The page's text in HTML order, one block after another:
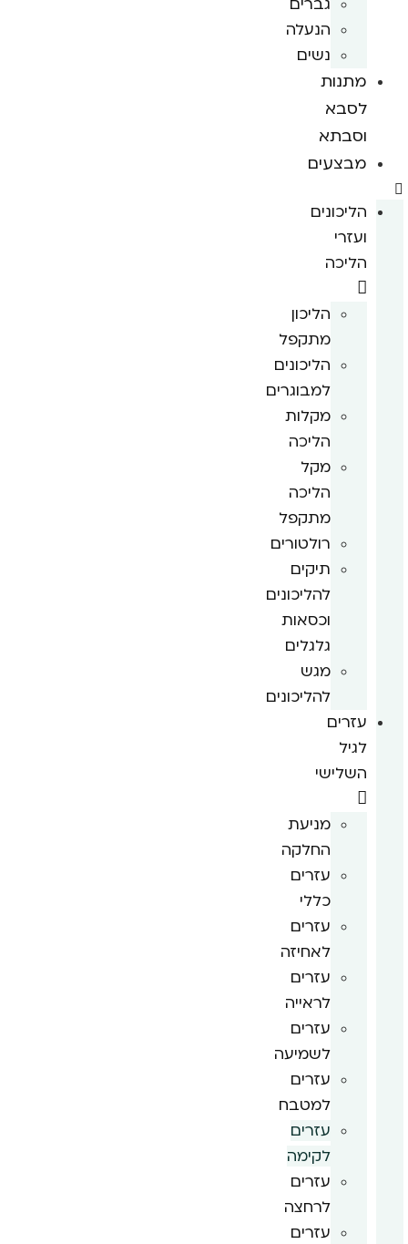
הנעלה
נשים
מתנות
לסבא
וסבתא
מבצעים
הליכונים
ועזרי
הליכה
הליכון
מתקפל
הליכונים
למבוגרים
מקלות
הליכה
מקל
הליכה
מתקפל
רולטורים
תיקים
להליכונים
וכסאות
גלגלים
מגש
להליכונים
עזרים
לגיל
השלישי
מניעת
החלקה
עזרים
כללי
עזרים
לאחיזה
עזרים
לראייה
עזרים
לשמיעה
עזרים
למטבח
עזרים
לקימה
עזרים
לרחצה
עזרים